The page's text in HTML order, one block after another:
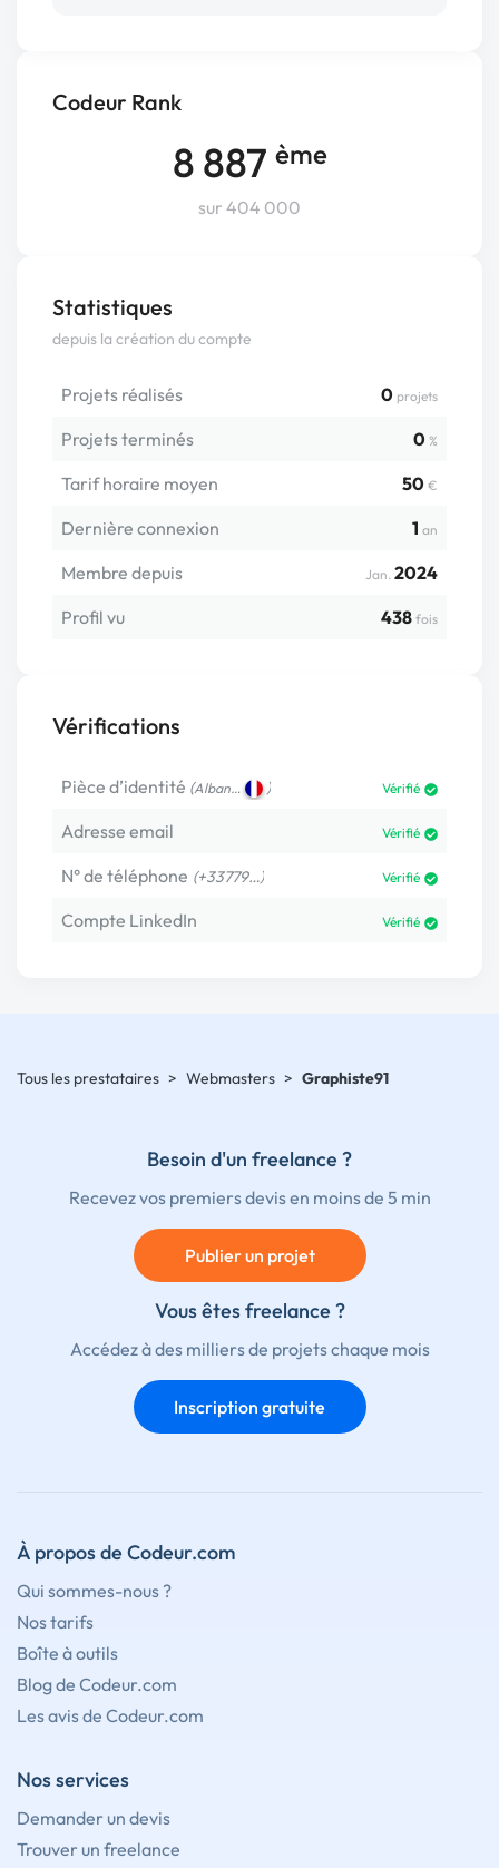
Codeur Rank
8 887 ème
sur 404 000
Statistiques
depuis la création du compte
Projets réalisés 0 projets
Projets terminés 0 %
Tarif horaire moyen 50 €
Dernière connexion 1 an
Membre depuis Jan. 2024
Profil vu
438 fois
Vérifications
Pièce d’identité (Alban… ) Vérifié
Adresse email Vérifié
N° de téléphone (+33779…) Vérifié
Compte LinkedIn Vérifié
Tous les prestataires > Webmasters > Graphiste91
Besoin d'un freelance ?
Recevez vos premiers devis en moins de 5 min
Publier un projet
Vous êtes freelance ?
Accédez à des milliers de projets chaque mois
Inscription gratuite
À propos de Codeur.com
Qui sommes-nous ?
Nos tarifs
Boîte à outils
Blog de Codeur.com
Les avis de Codeur.com
Nos services
Demander un devis
Trouver un freelance